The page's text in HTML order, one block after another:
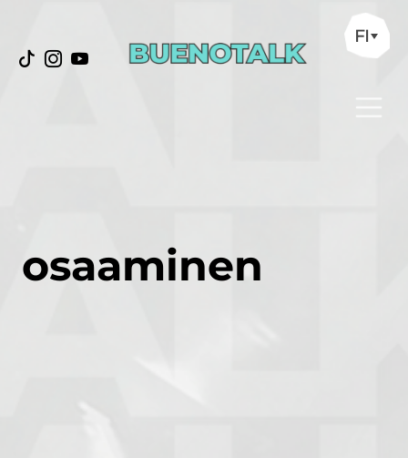
FI
osaaminen